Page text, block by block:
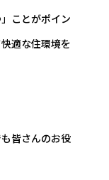
ことがポイン
適な住環境を
皆さんのお役